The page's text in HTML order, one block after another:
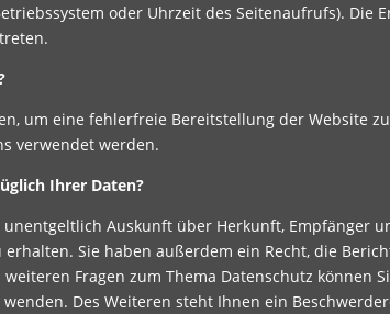
oder Uhrzeit des Seitenaufrufs). Die
um eine fehlerfreie Bereitstellung der Website
verwendet werden.
Ihrer Daten?
Auskunft über Herkunft, Empfänger
Sie haben außerdem ein Recht, die
Fragen zum Thema Datenschutz können
Des Weiteren steht Ihnen ein